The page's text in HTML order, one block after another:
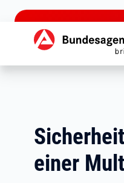
zu den Hauptinhalten
einer